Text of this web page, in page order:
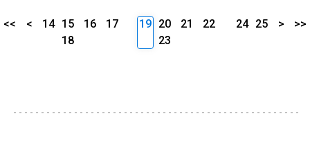
<< < 14 15 16
17
18
19 20 21
22
23
24 25 > >>